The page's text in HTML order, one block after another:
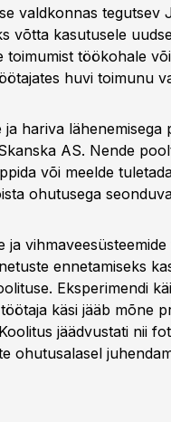
valdkonnas tegutsev
võtta kasutusele
toimumist töökohale
huvi toimunu
ja hariva
AS. Nende
või meelde
ohutusega
ja
ennetamiseks
Eksperimendi
käsi jääb mõne
jäädvustati nii
ohutusalasel